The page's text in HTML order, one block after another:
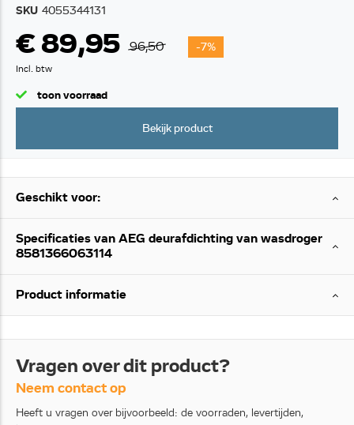
SKU 4055344131
€ 89,95 96,50 -7%
Incl. btw
toon voorraad
Bekijk product
Geschikt voor:
Specificaties van AEG deurafdichting van wasdroger
8581366063114
Product informatie
Vragen over dit product?
Neem contact op
Heeft u vragen over bijvoorbeeld: de voorraden, levertijden,